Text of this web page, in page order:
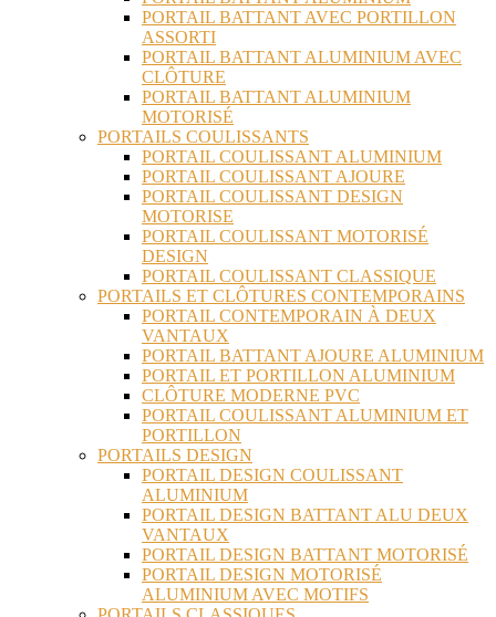
PORTAIL BATTANT AVEC PORTILLON
ASSORTI
PORTAIL BATTANT ALUMINIUM AVEC
CLÔTURE
PORTAIL BATTANT ALUMINIUM
MOTORISÉ
PORTAILS COULISSANTS
PORTAIL COULISSANT ALUMINIUM
PORTAIL COULISSANT AJOURE
PORTAIL COULISSANT DESIGN
MOTORISE
PORTAIL COULISSANT MOTORISÉ
DESIGN
PORTAIL COULISSANT CLASSIQUE
PORTAILS ET CLÔTURES CONTEMPORAINS
PORTAIL CONTEMPORAIN À DEUX
VANTAUX
PORTAIL BATTANT AJOURE ALUMINIUM
PORTAIL ET PORTILLON ALUMINIUM
CLÔTURE MODERNE PVC
PORTAIL COULISSANT ALUMINIUM ET
PORTILLON
PORTAILS DESIGN
PORTAIL DESIGN COULISSANT
ALUMINIUM
PORTAIL DESIGN BATTANT ALU DEUX
VANTAUX
PORTAIL DESIGN BATTANT MOTORISÉ
PORTAIL DESIGN MOTORISÉ
ALUMINIUM AVEC MOTIFS